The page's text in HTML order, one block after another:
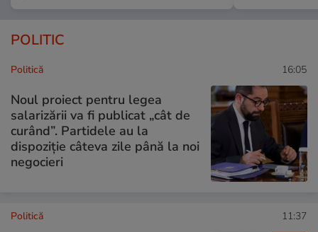
POLITIC
Politică 16:05
Noul proiect pentru legea
salarizării va fi publicat „cât de
curând”. Partidele au la
dispoziție câteva zile până la noi
negocieri
Politică 11:37